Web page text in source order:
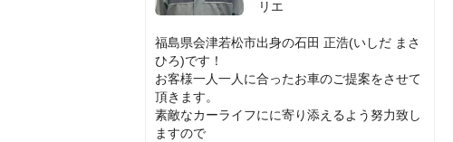
リエ
福島県会津若松市出身の石田 正浩(いしだ まさ
ひろ)です！
お客様一人一人に合ったお車のご提案をさせて
頂きます。
素敵なカーライフにに寄り添えるよう努力致し
ますので